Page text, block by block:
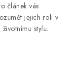
článek vás
jejich roli v
stylu.